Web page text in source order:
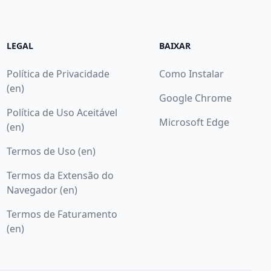
LEGAL
Política de Privacidade
(en)
Política de Uso Aceitável
(en)
Termos de Uso (en)
Termos da Extensão do
Navegador (en)
Termos de Faturamento
(en)
BAIXAR
Como Instalar
Google Chrome
Microsoft Edge